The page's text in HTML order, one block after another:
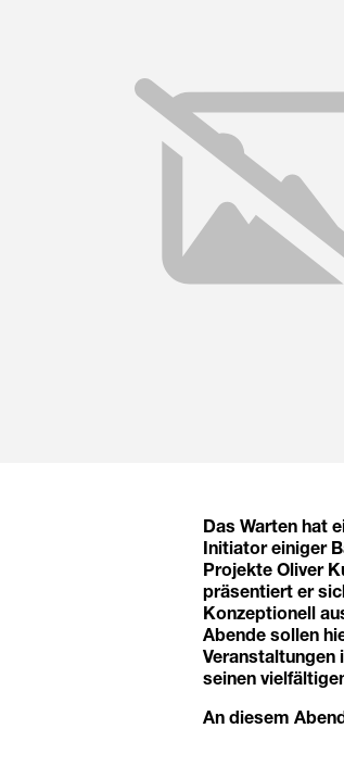
Das Warten hat
Initiator einiger
Projekte Oliver
präsentiert er
Konzeptionell
Abende sollen
Veranstaltungen
seinen
An diesem